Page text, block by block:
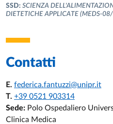
SSD: SCIENZA
DIETETICHE APPLICATE (MEDS-
Contatti
E. federica.fantuzzi@unipr.it
T. +39 0521 903314
Sede: Polo Ospedaliero
Clinica Medica